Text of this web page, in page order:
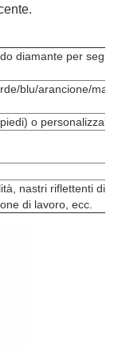
diamante per
blu/arancione/
o
nastri riflettenti di
di lavoro, ecc.